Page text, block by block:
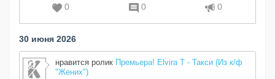
0 0 0
30 июня 2026
нравится ролик Премьера! Elvira T - Такси (Из к/ф
"Жених")